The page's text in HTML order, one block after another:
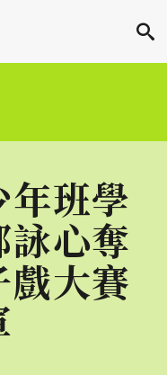
班學
詠心奪
大賽